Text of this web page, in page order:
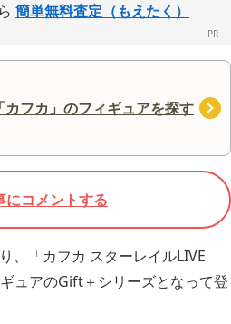
簡単無料査定（もえたく）
「カフカ」のフィギュアを探す
にコメントする
、「カフカ スターレイルLIVE
ュアのGift＋シリーズとなって登